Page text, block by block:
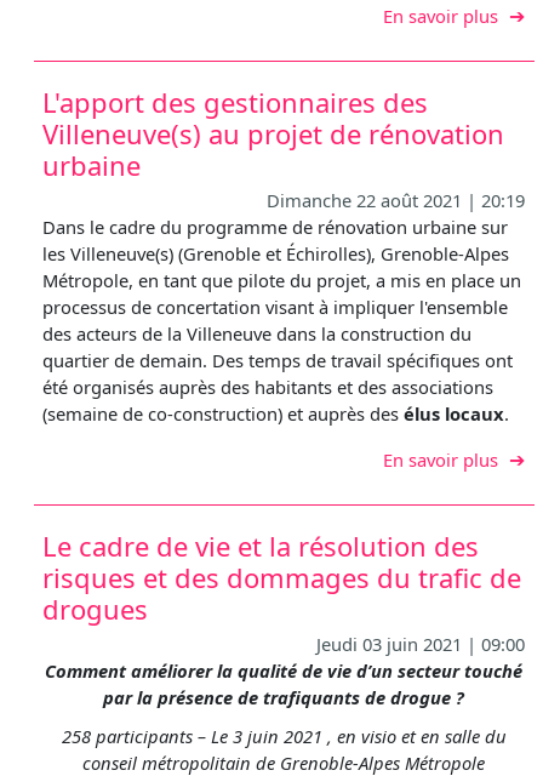
En savoir plussur
L'apport des gestionnaires des
Villeneuve(s) au projet de rénovation
urbaine
Dimanche 22 août 2021 | 20:19
Dans le cadre du programme de rénovation urbaine sur
les Villeneuve(s) (Grenoble et Échirolles), Grenoble-Alpes
Métropole, en tant que pilote du projet, a mis en place un
processus de concertation visant à impliquer l'ensemble
des acteurs de la Villeneuve dans la construction du
quartier de demain. Des temps de travail spécifiques ont
été organisés auprès des habitants et des associations
(semaine de co-construction) et auprès des élus locaux.
En savoir plussur
Le cadre de vie et la résolution des
risques et des dommages du trafic de
drogues
Jeudi 03 juin 2021 | 09:00
Comment améliorer la qualité de vie d’un secteur touché
par la présence de trafiquants de drogue ?
258 participants – Le 3 juin 2021 , en visio et en salle du
conseil métropolitain de Grenoble-Alpes Métropole